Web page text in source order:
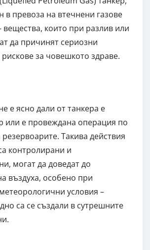
в превоза на втечнени газове
вещества, които при разлив или
да причинят сериозни
за човешкото здраве.
е ясно дали от танкера е
или е провеждана операция по
Такива действия
контролирани и
могат да доведат до
въздуха, особено при
условия –
са се създали в сутрешните